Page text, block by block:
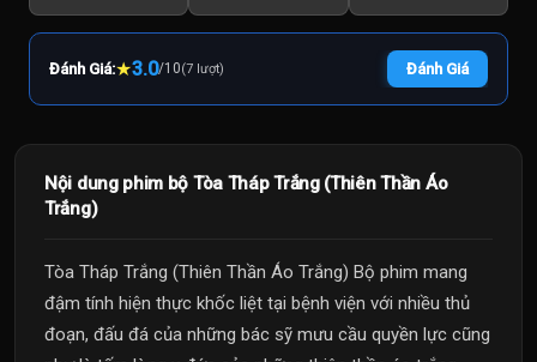
Đánh Giá:★3.0/10(7 lượt) Đánh Giá
Nội dung phim bộ Tòa Tháp Trắng (Thiên Thần Áo
Trắng)
Tòa Tháp Trắng (Thiên Thần Áo Trắng) Bộ phim mang
đậm tính hiện thực khốc liệt tại bệnh viện với nhiều thủ
đoạn, đấu đá của những bác sỹ mưu cầu quyền lực cũng